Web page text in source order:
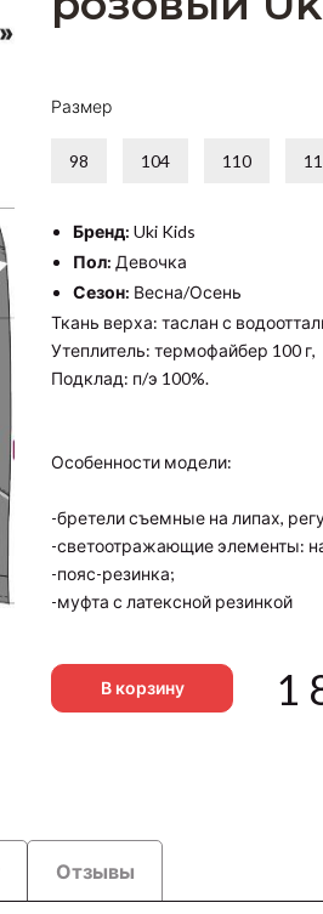
Размер
98 104 110
Бренд: Uki Kids
Пол: Девочка
Сезон: Весна/Осень
Ткань верха: таслан с
Утеплитель: термофайбер 100 г,
Подклад: п/э 100%.
Особенности модели:
-бретели съемные на липах,
-светоотражающие элементы:
-пояс-резинка;
-муфта с латексной резинкой
В корзину 1
Отзывы